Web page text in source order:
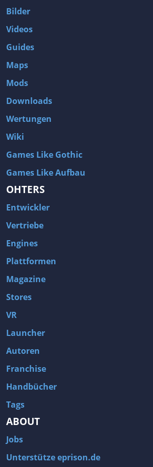
Bilder
Videos
Guides
Maps
Mods
Downloads
Wertungen
Wiki
Games Like Gothic
Games Like Aufbau
OHTERS
Entwickler
Vertriebe
Engines
Plattformen
Magazine
Stores
VR
Launcher
Autoren
Franchise
Handbücher
Tags
ABOUT
Jobs
Unterstütze eprison.de